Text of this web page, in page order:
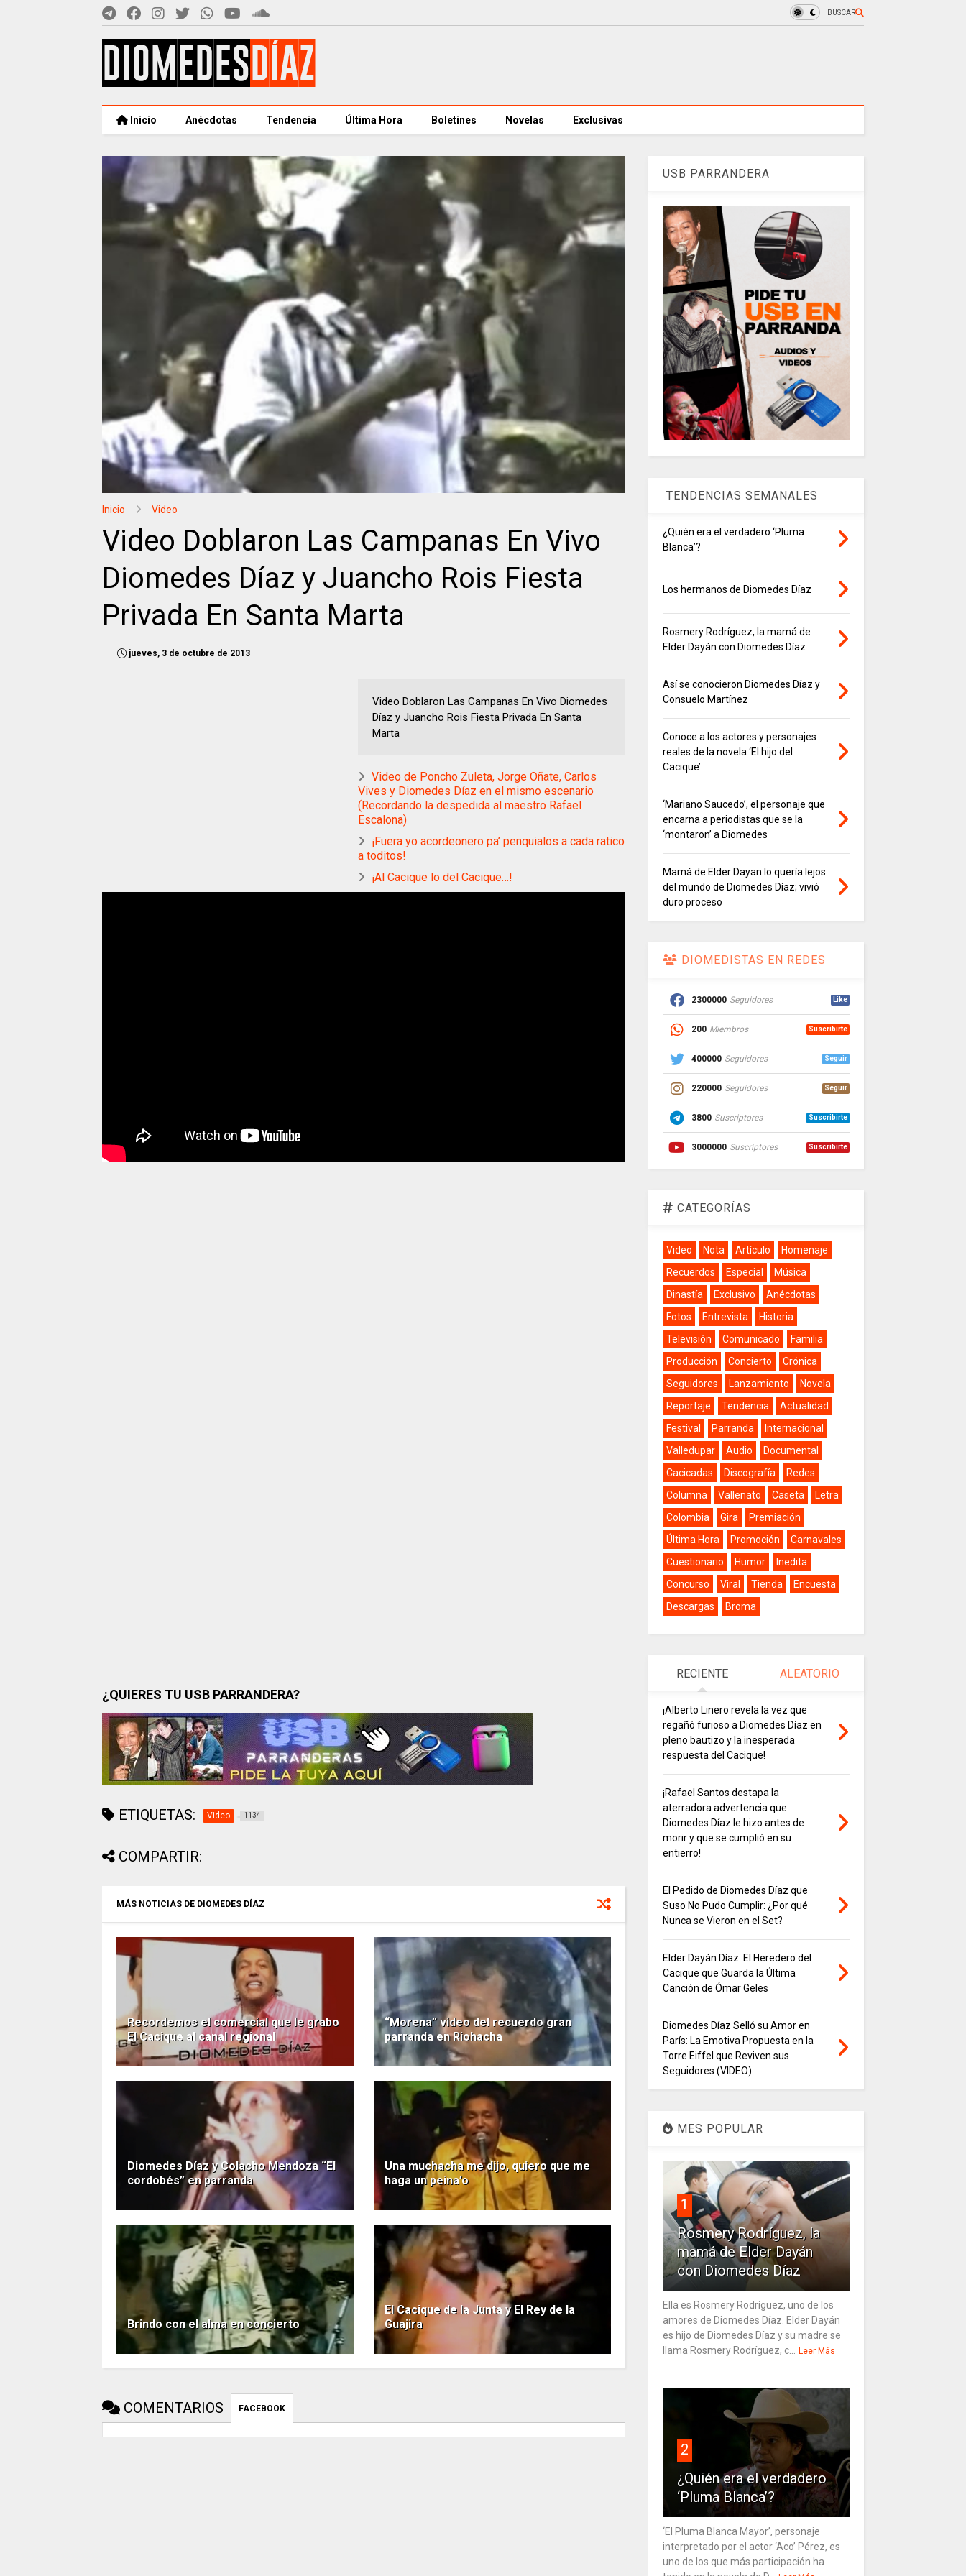
BUSCAR
Inicio Anécdotas Tendencia Última Hora Boletines Novelas Exclusivas
Inicio Video
Video Doblaron Las Campanas En Vivo
Diomedes Díaz y Juancho Rois Fiesta
Privada En Santa Marta
jueves, 3 de octubre de 2013
Video Doblaron Las Campanas En Vivo Diomedes
Díaz y Juancho Rois Fiesta Privada En Santa
Marta
Video de Poncho Zuleta, Jorge Oñate, Carlos
Vives y Diomedes Díaz en el mismo escenario
(Recordando la despedida al maestro Rafael
Escalona)
¡Fuera yo acordeonero pa’ penquialos a cada ratico
a toditos!
¡Al Cacique lo del Cacique…!
¿QUIERES TU USB PARRANDERA?
ETIQUETAS: Video 1134
COMPARTIR:
MÁS NOTICIAS DE DIOMEDES DÍAZ
Recordemos el comercial que le grabo
El Cacique al canal regional
“Morena” video del recuerdo gran
parranda en Riohacha
Diomedes Díaz y Colacho Mendoza “El
cordobés” en parranda
Una muchacha me dijo, quiero que me
haga un peina’o
Brindo con el alma en concierto
El Cacique de la Junta y El Rey de la
Guajira
COMENTARIOS FACEBOOK
USB PARRANDERA
TENDENCIAS SEMANALES
¿Quién era el verdadero ‘Pluma
Blanca’?
Los hermanos de Diomedes Díaz
Rosmery Rodríguez, la mamá de
Elder Dayán con Diomedes Díaz
Así se conocieron Diomedes Díaz y
Consuelo Martínez
Conoce a los actores y personajes
reales de la novela ‘El hijo del
Cacique’
‘Mariano Saucedo’, el personaje que
encarna a periodistas que se la
‘montaron’ a Diomedes
Mamá de Elder Dayan lo quería lejos
del mundo de Diomedes Díaz; vivió
duro proceso
DIOMEDISTAS EN REDES
2300000 Seguidores Like
200 Miembros Suscribirte
400000 Seguidores Seguir
220000 Seguidores Seguir
3800 Suscriptores Suscribirte
3000000 Suscriptores Suscribirte
CATEGORÍAS
Video Nota Artículo
Homenaje
Recuerdos
Especial
Música
Dinastía
Exclusivo
Anécdotas
Fotos
Entrevista
Historia
Televisión
Comunicado
Familia
Producción
Concierto
Crónica
Seguidores
Lanzamiento
Novela
Reportaje
Tendencia
Actualidad
Festival
Parranda
Internacional
Valledupar
Audio
Documental
Cacicadas
Discografía
Redes
Columna
Vallenato Caseta
Letra
Colombia
Gira
Premiación
Última Hora
Promoción
Carnavales
Cuestionario
Humor
Inedita
Concurso
Viral Tienda
Encuesta
Descargas
Broma
RECIENTE ALEATORIO
¡Alberto Linero revela la vez que
regañó furioso a Diomedes Díaz en
pleno bautizo y la inesperada
respuesta del Cacique!
¡Rafael Santos destapa la
aterradora advertencia que
Diomedes Díaz le hizo antes de
morir y que se cumplió en su
entierro!
El Pedido de Diomedes Díaz que
Suso No Pudo Cumplir: ¿Por qué
Nunca se Vieron en el Set?
Elder Dayán Díaz: El Heredero del
Cacique que Guarda la Última
Canción de Ómar Geles
Diomedes Díaz Selló su Amor en
París: La Emotiva Propuesta en la
Torre Eiffel que Reviven sus
Seguidores (VIDEO)
MES POPULAR
1
Rosmery Rodríguez, la
mamá de Elder Dayán
con Diomedes Díaz
Ella es Rosmery Rodríguez, uno de los
amores de Diomedes Díaz. Elder Dayán
es hijo de Diomedes Díaz y su madre se
llama Rosmery Rodríguez, c... Leer Más
2
¿Quién era el verdadero
‘Pluma Blanca’?
‘El Pluma Blanca Mayor’, personaje
interpretado por el actor ‘Aco’ Pérez, es
uno de los que más participación ha